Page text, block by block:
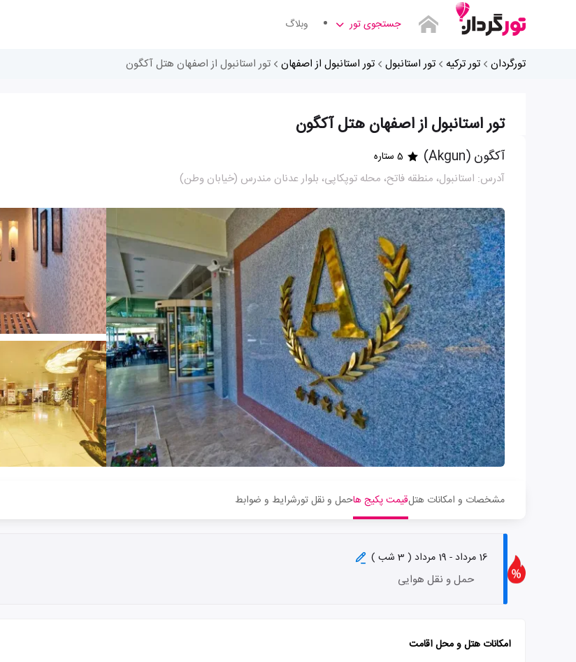
جستجوی تور وبلاگ
تورگردان تور ترکیه تور استانبول تور استانبول از اصفهان تور استانبول از اصفهان هتل آکگون
تور استانبول از اصفهان هتل آکگون
آکگون (Akgun) 5 ستاره
آدرس: استانبول، منطقه فاتح، محله توپکاپی، بلوار عدنان مندرس (خیابان وطن)
مشخصات و امکانات هتلقیمت پکیج هاحمل و نقل تورشرایط و ضوابط
16 مرداد - 19 مرداد ( 3 شب )
حمل و نقل هوایی
امکانات هتل و محل اقامت